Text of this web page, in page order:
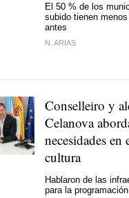
El 50 % de los
subido tienen
antes
N. ARIAS
Conselleiro y
Celanova
necesidades en
cultura
Hablaron de las
para la